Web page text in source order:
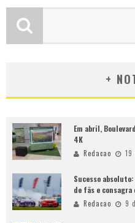
+
Em abril,
4K
Redacao
Sucesso
de fãs e consagra
Redacao 9